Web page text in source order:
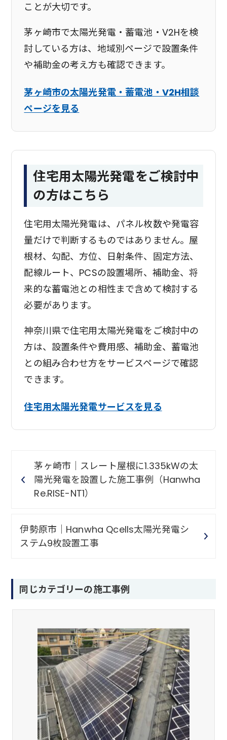
ことが大切です。
茅ヶ崎市で太陽光発電・蓄電池・V2Hを検
討している方は、地域別ページで設置条件
や補助金の考え方も確認できます。
茅ヶ崎市の太陽光発電・蓄電池・V2H相談
ページを見る
住宅用太陽光発電をご検討中
の方はこちら
住宅用太陽光発電は、パネル枚数や発電容
量だけで判断するものではありません。屋
根材、勾配、方位、日射条件、固定方法、
配線ルート、PCSの設置場所、補助金、将
来的な蓄電池との相性まで含めて検討する
必要があります。
神奈川県で住宅用太陽光発電をご検討中の
方は、設置条件や費用感、補助金、蓄電池
との組み合わせ方をサービスページで確認
できます。
住宅用太陽光発電サービスを見る
茅ヶ崎市｜スレート屋根に1.335kWの太
陽光発電を設置した施工事例（Hanwha
Re.RISE-NT1）
伊勢原市｜Hanwha Qcells太陽光発電シ
ステム9枚設置工事
同じカテゴリーの施工事例